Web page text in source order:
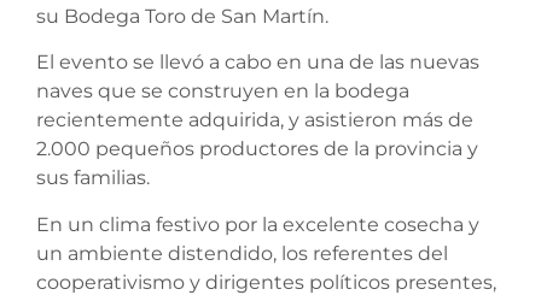
su Bodega Toro de San Martín.
El evento se llevó a cabo en una de las nuevas
naves que se construyen en la bodega
recientemente adquirida, y asistieron más de
2.000 pequeños productores de la provincia y
sus familias.
En un clima festivo por la excelente cosecha y
un ambiente distendido, los referentes del
cooperativismo y dirigentes políticos presentes,